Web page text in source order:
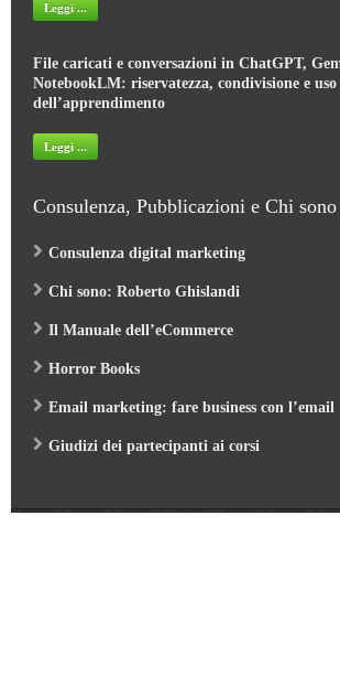
Leggi ...
File caricati e conversazioni in ChatGPT,
NotebookLM: riservatezza, condivisione e
dell’apprendimento
Leggi ...
Consulenza, Pubblicazioni e Chi sono
Consulenza digital marketing
Chi sono: Roberto Ghislandi
Il Manuale dell’eCommerce
Horror Books
Email marketing: fare business con l’email
Giudizi dei partecipanti ai corsi